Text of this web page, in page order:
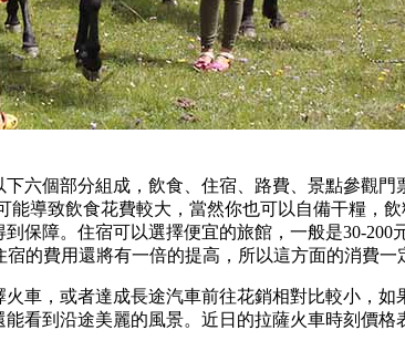
六個部分組成，飲食、住宿、路費、景點參觀門
能導致飲食花費較大，當然你也可以自備干糧，
保障。住宿可以選擇便宜的旅館，一般是30-
的費用還將有一倍的提高，所以這方面的消費一
車，或者達成長途汽車前往花銷相對比較小，
看到沿途美麗的風景。近日的拉薩火車時刻價